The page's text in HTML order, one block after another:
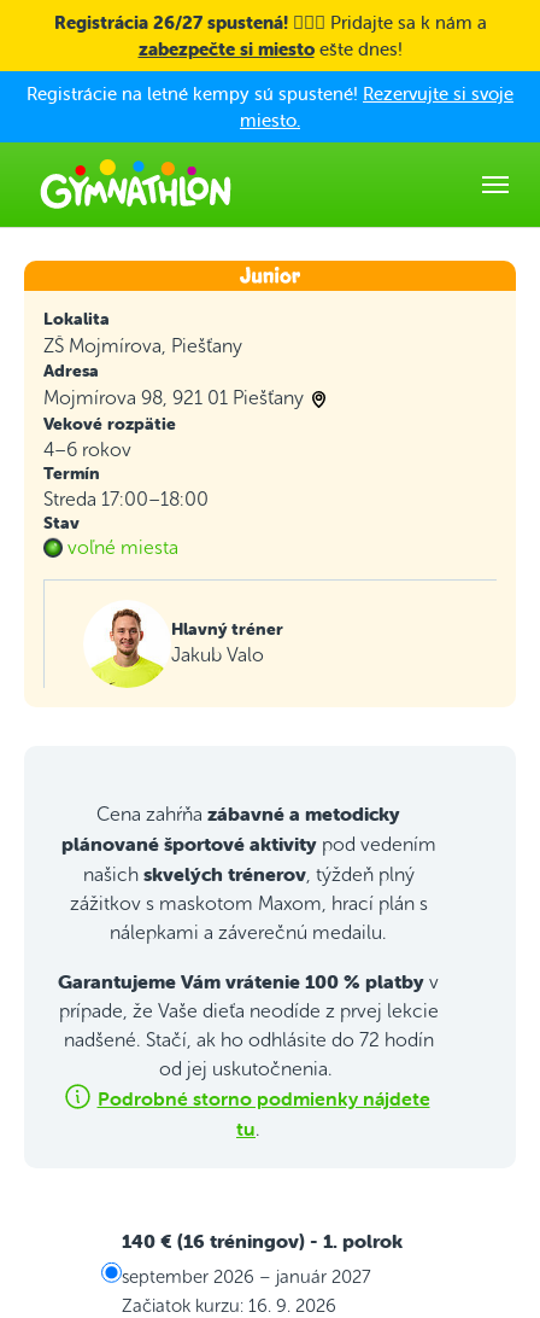
Skip to main content
Registrácia 26/27 spustená! 🤸🏼‍♀️ Pridajte sa k nám a
zabezpečte si miestoešte dnes!
Registrácie na letné kempy sú spustené! Rezervujte si svoje
miesto.
Lokalita
ZŠ Mojmírova, Piešťany
Adresa
Mojmírova 98, 921 01 Piešťany
Vekové rozpätie
4–6 rokov
Termín
Streda 17:00–18:00
Stav
voľné miesta
Hlavný tréner
Jakub Valo
Cena zahŕňa zábavné a metodicky
plánované športové aktivitypod vedením
našich skvelých trénerov, týždeň plný
zážitkov s maskotom Maxom, hrací plán s
nálepkami a záverečnú medailu.
Garantujeme Vám vrátenie 100 % platby v
prípade, že Vaše dieťa neodíde z prvej lekcie
nadšené. Stačí, ak ho odhlásite do 72 hodín
od jej uskutočnenia.
Podrobné storno podmienky nájdete
tu.
140 € (16 tréningov) - 1. polrok
september 2026 – január 2027
Začiatok kurzu: 16. 9. 2026